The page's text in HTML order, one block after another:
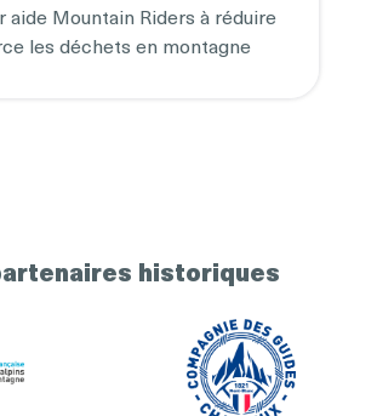
aide Mountain Riders à réduire
les déchets en montagne
historiques